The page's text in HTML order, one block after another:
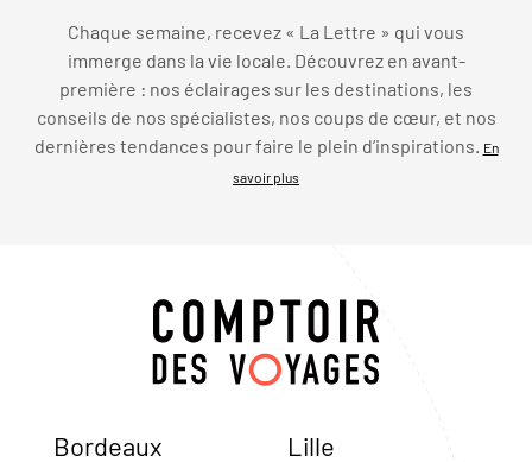
Chaque semaine, recevez « La Lettre » qui vous
immerge dans la vie locale. Découvrez en avant-
première : nos éclairages sur les destinations, les
conseils de nos spécialistes, nos coups de cœur, et nos
dernières tendances pour faire le plein d’inspirations.
En
savoir plus
Bordeaux Lille